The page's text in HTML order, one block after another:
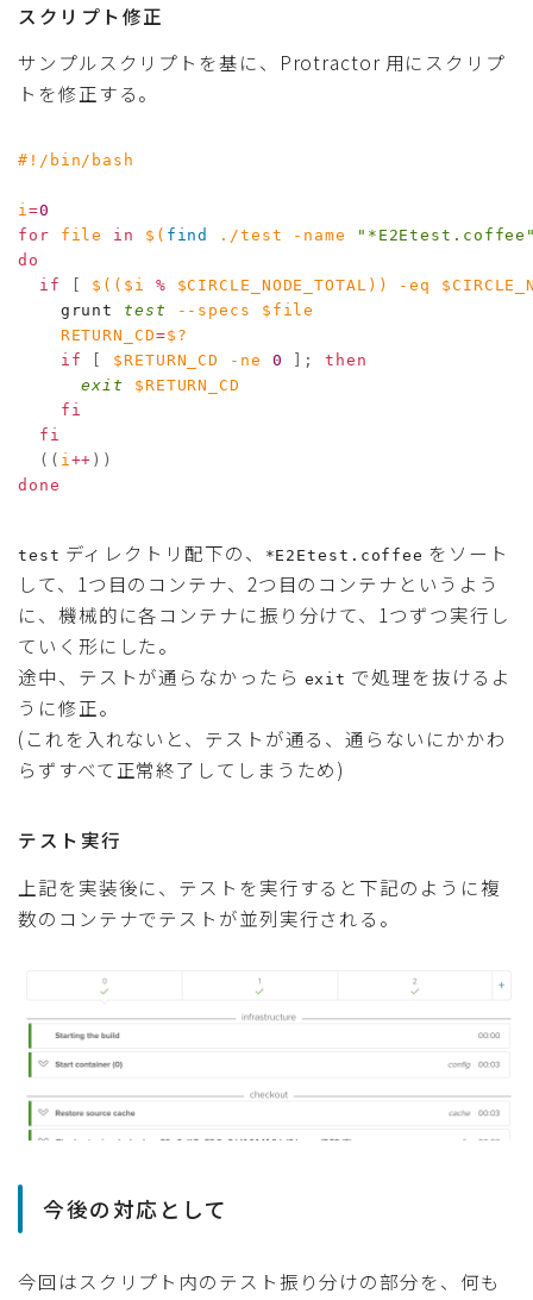
スクリプト修正
サンプルスクリプトを基に、Protractor 用にスクリプ
トを修正する。
#!/bin/bash
i=0
for
file in $( find ./test -name
do
if
$(( $i % $CIRCLE_NODE_TOTAL )) -eq
    grunt
test --specs
$file
RETURN_CD=$?
if
$RETURN_CD -ne 0 ;
then
exit
$RETURN_CD
fi
fi
(( i++ ))
done
test ディレクトリ配下の、 *E2Etest.coffee をソート
して、1つ目のコンテナ、2つ目のコンテナというよう
に、機械的に各コンテナに振り分けて、1つずつ実行し
ていく形にした。
途中、テストが通らなかったら exit で処理を抜けるよ
うに修正。
(これを入れないと、テストが通る、通らないにかかわ
らずすべて正常終了してしまうため)
テスト実行
上記を実装後に、テストを実行すると下記のように複
数のコンテナでテストが並列実行される。
今後の対応として
今回はスクリプト内のテスト振り分けの部分を、何も